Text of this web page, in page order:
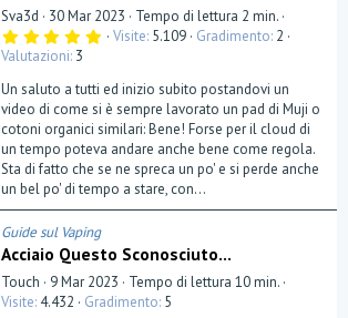
Sva3d 30 Mar 2023
Tempo di lettura 2 min.
5
s
e
l
l
a
(
e
)
Visite 5.109 Gradimento 2
Valutazioni 3
Un saluto a tutti ed inizio subito postandovi un
video di come si è sempre lavorato un pad di Muji o
cotoni organici similari: Bene! Forse per il cloud di
un tempo poteva andare anche bene come regola.
Sta di fatto che se ne spreca un po' e si perde anche
un bel po' di tempo a stare, con...
Guide sul Vaping
Acciaio Questo Sconosciuto...
Touch 9 Mar 2023
Tempo di lettura 10 min.
Visite 4.432 Gradimento 5